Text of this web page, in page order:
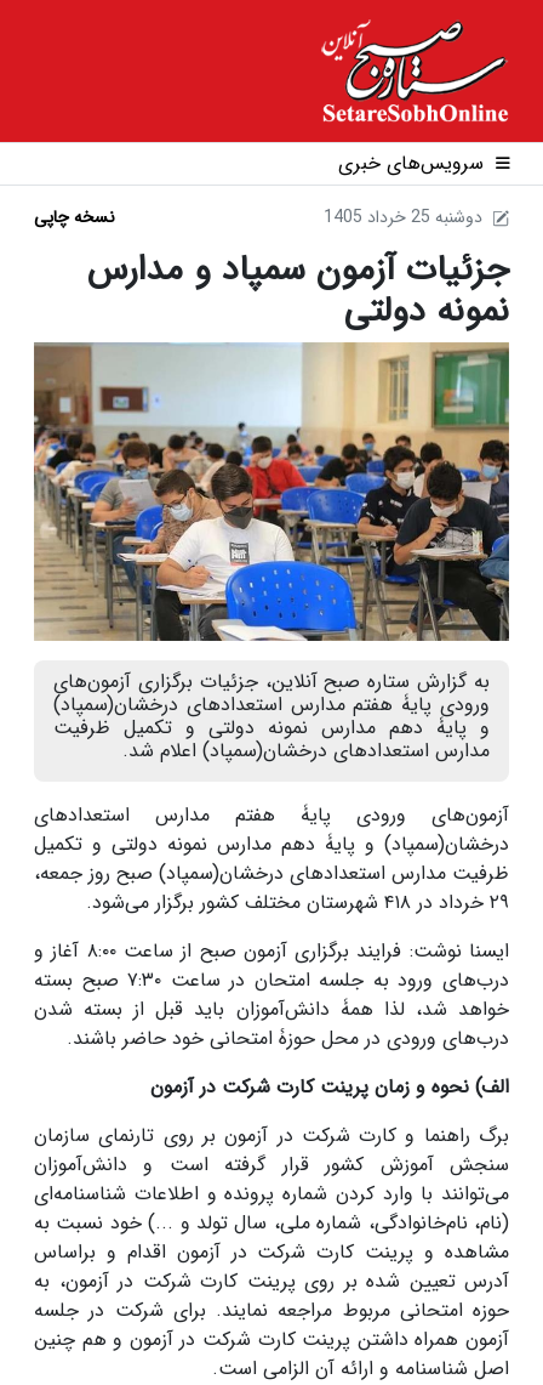
سرویس‌های خبری
1405 دوشنبه 25 خرداد نسخه چاپی
جزئیات آزمون سمپاد و مدارس
نمونه دولتی
به گزارش ستاره صبح آنلاین، جزئیات برگزاری آزمون‌های
ورودی پایۀ هفتم مدارس استعدادهای درخشان(سمپاد)
و پایۀ دهم مدارس نمونه دولتی و تکمیل ظرفیت
مدارس استعدادهای درخشان(سمپاد) اعلام شد.
آزمون‌های ورودی پایۀ هفتم مدارس استعدادهای
درخشان(سمپاد) و پایۀ دهم مدارس نمونه دولتی و تکمیل
ظرفیت مدارس استعدادهای درخشان(سمپاد) صبح روز جمعه،
۲۹ خرداد در ۴۱۸ شهرستان مختلف کشور برگزار می‌شود.
ایسنا نوشت: فرایند برگزاری آزمون صبح از ساعت ۸:۰۰ آغاز و
درب‌های ورود به جلسه امتحان در ساعت ۷:۳۰ صبح بسته
خواهد شد، لذا همۀ دانش‌آموزان باید قبل از بسته شدن
درب‌های ورودی در محل حوزۀ امتحانی خود حاضر باشند.
الف) نحوه‌ و زمان پرینت کارت شرکت در آزمون
برگ راهنما و کارت شرکت در آزمون بر روی تارنمای سازمان
سنجش آموزش کشور قرار گرفته است و دانش‌آموزان
می‌توانند با وارد کردن شماره پرونده و اطلاعات شناسنامه‌ای
(نام، نام‌خانوادگی، شماره ملی، سال تولد و ...) خود نسبت به
مشاهده و پرینت کارت شرکت در آزمون اقدام و براساس
آدرس تعیین شده بر روی پرینت کارت شرکت در آزمون، به
حوزه امتحانی مربوط مراجعه نمایند. برای شرکت در جلسه
آزمون همراه داشتن پرینت کارت شرکت در آزمون و هم چنین
اصل شناسنامه و ارائه آن الزامی است.